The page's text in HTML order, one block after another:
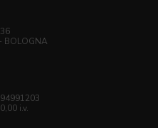
BOLOGNA
i.v.